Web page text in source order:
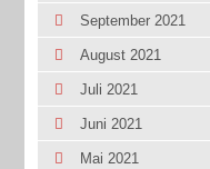
September 2021
August 2021
Juli 2021
Juni 2021
Mai 2021